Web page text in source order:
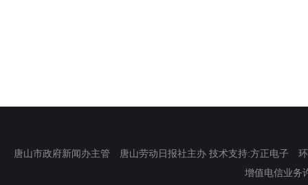
唐山市政府新闻办主管 唐山劳动日报社主办 技术支持:方正电子
增值电信业务